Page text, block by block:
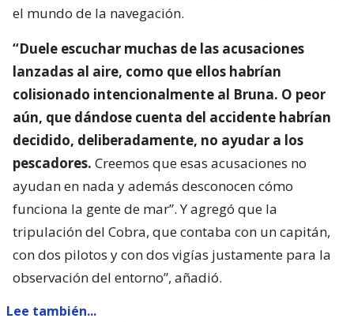
el mundo de la navegación.
“Duele escuchar muchas de las acusaciones
lanzadas al aire, como que ellos habrían
colisionado intencionalmente al Bruna. O peor
aún, que dándose cuenta del accidente habrían
decidido, deliberadamente, no ayudar a los
pescadores. Creemos que esas acusaciones no
ayudan en nada y además desconocen cómo
funciona la gente de mar”. Y agregó que la
tripulación del Cobra, que contaba con un capitán,
con dos pilotos y con dos vigías justamente para la
observación del entorno”, añadió.
Lee también...